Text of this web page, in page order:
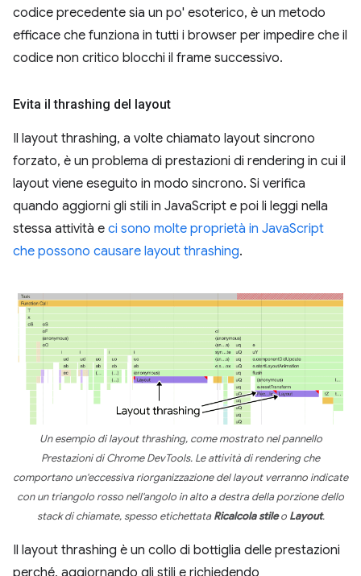
codice precedente sia un po' esoterico, è un metodo
efficace che funziona in tutti i browser per impedire che il
codice non critico blocchi il frame successivo.
Evita il thrashing del layout
Il layout thrashing, a volte chiamato layout sincrono
forzato, è un problema di prestazioni di rendering in cui il
layout viene eseguito in modo sincrono. Si verifica
quando aggiorni gli stili in JavaScript e poi li leggi nella
stessa attività e ci sono molte proprietà in JavaScript
che possono causare layout thrashing.
Un esempio di layout thrashing, come mostrato nel pannello
Prestazioni di Chrome DevTools. Le attività di rendering che
comportano un'eccessiva riorganizzazione del layout verranno indicate
con un triangolo rosso nell'angolo in alto a destra della porzione dello
stack di chiamate, spesso etichettataRicalcola stileo Layout.
Il layout thrashing è un collo di bottiglia delle prestazioni
perché, aggiornando gli stili e richiedendo